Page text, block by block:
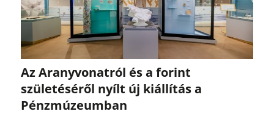
Az Aranyvonatról és a forint
születéséről nyílt új kiállítás a
Pénzmúzeumban